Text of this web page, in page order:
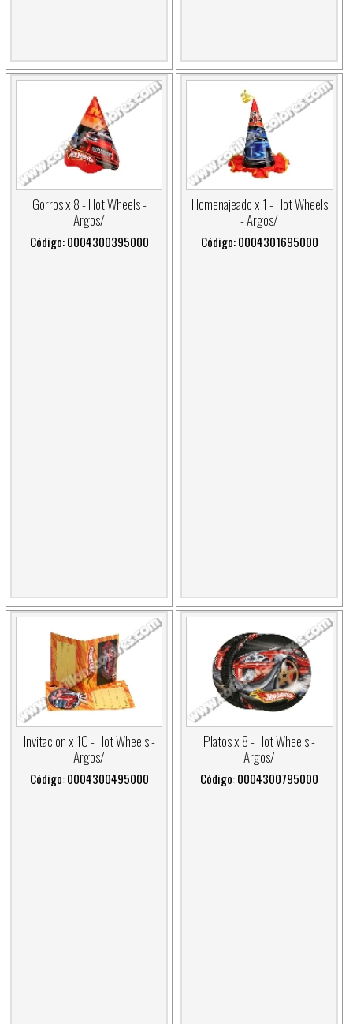
Gorros x 8 - Hot Wheels -
Argos/
Código: 0004300395000
Homenajeado x 1 - Hot Wheels
- Argos/
Código: 0004301695000
Invitacion x 10 - Hot Wheels -
Argos/
Código: 0004300495000
Platos x 8 - Hot Wheels -
Argos/
Código: 0004300795000